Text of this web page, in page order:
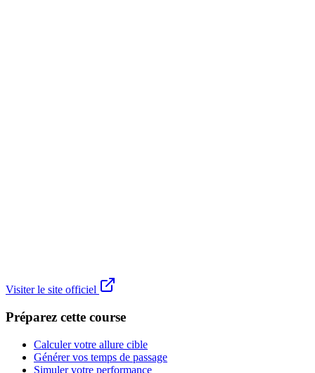
Visiter le site officiel
Préparez cette course
Calculer votre allure cible
Générer vos temps de passage
Simuler votre performance